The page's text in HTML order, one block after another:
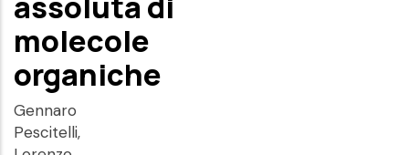
molecole
organiche
Gennaro
Pescitelli,